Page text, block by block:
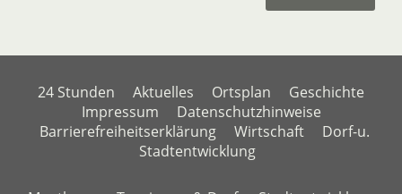
24 Stunden Aktuelles Ortsplan
Geschichte
Impressum
Datenschutzhinweise
Barrierefreiheitserklärung
Wirtschaft
Dorf-u.
Stadtentwicklung